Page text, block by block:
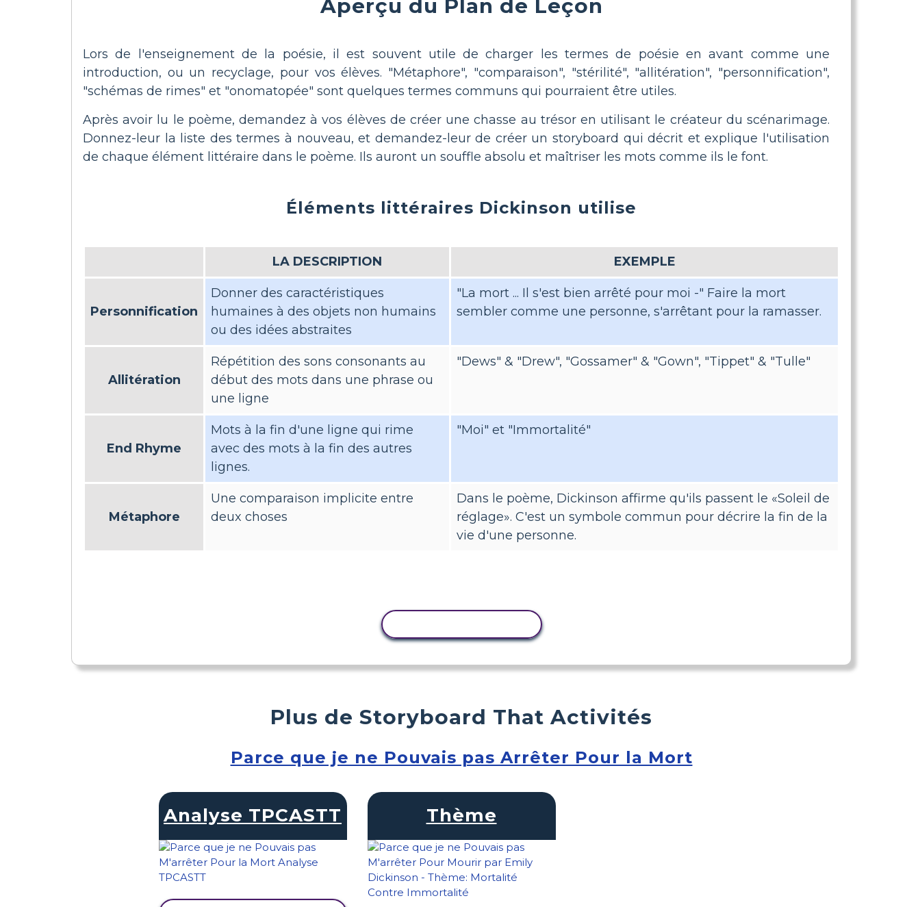
Aperçu du Plan de Leçon
Lors de l'enseignement de la poésie, il est souvent utile de charger les termes de poésie en avant comme une
introduction, ou un recyclage, pour vos élèves. "Métaphore", "comparaison", "stérilité", "allitération", "personnification",
"schémas de rimes" et "onomatopée" sont quelques termes communs qui pourraient être utiles.
Après avoir lu le poème, demandez à vos élèves de créer une chasse au trésor en utilisant le créateur du scénarimage.
Donnez-leur la liste des termes à nouveau, et demandez-leur de créer un storyboard qui décrit et explique l'utilisation
de chaque élément littéraire dans le poème. Ils auront un souffle absolu et maîtriser les mots comme ils le font.
Éléments littéraires Dickinson utilise
LA DESCRIPTION EXEMPLE
Personnification
Donner des caractéristiques
humaines à des objets non humains
ou des idées abstraites
"La mort ... Il s'est bien arrêté pour moi -" Faire la mort
sembler comme une personne, s'arrêtant pour la ramasser.
Allitération
Répétition des sons consonants au
début des mots dans une phrase ou
une ligne
"Dews" & "Drew", "Gossamer" & "Gown", "Tippet" & "Tulle"
End Rhyme
Mots à la fin d'une ligne qui rime
avec des mots à la fin des autres
lignes.
"Moi" et "Immortalité"
Métaphore
Une comparaison implicite entre
deux choses
Dans le poème, Dickinson affirme qu'ils passent le «Soleil de
réglage». C'est un symbole commun pour décrire la fin de la
vie d'une personne.
Plus de Storyboard That Activités
Parce que je ne Pouvais pas Arrêter Pour la Mort
Analyse TPCASTT Thème